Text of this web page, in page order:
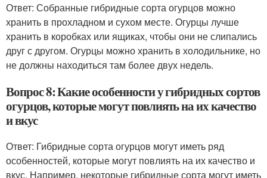
Ответ: Собранные гибридные сорта огурцов можно
хранить в прохладном и сухом месте. Огурцы лучше
хранить в коробках или ящиках, чтобы они не слипались
друг с другом. Огурцы можно хранить в холодильнике, но
не должны находиться там более двух недель.
Вопрос 8: Какие особенности у гибридных сортов
огурцов, которые могут повлиять на их качество
и вкус
Ответ: Гибридные сорта огурцов могут иметь ряд
особенностей, которые могут повлиять на их качество и
вкус. Например, некоторые гибридные сорта могут иметь